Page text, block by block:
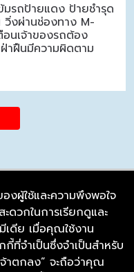
รถป้ายแดง ป้ายชำรุด
วิ่งผ่านช่องทาง M-
นเจ้าของรถต้อง
ฝ่าฝืนมีความผิดตาม
งผู้ใช้และความพึงพอใจ
วกในการเรียกดูและ
เดีย เมื่อคุณใช้งาน
ที่จำเป็นซึ่งจำเป็นสำหรับ
าตกลง” จะถือว่าคุณ